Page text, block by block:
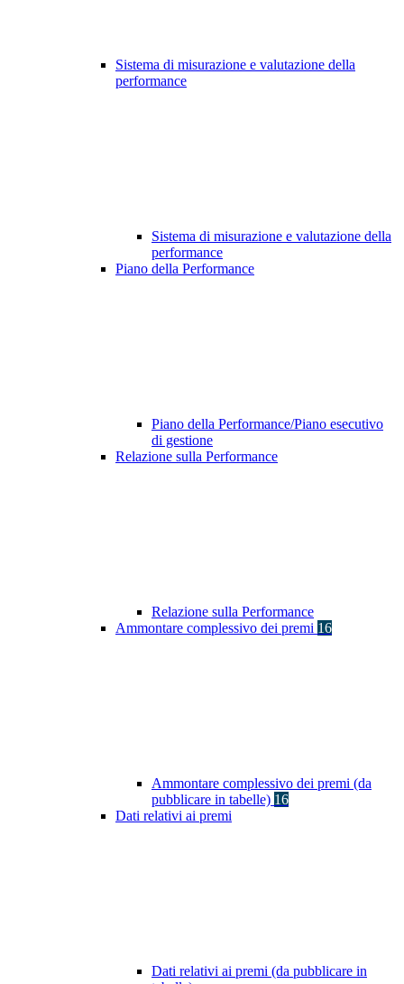
Sistema di misurazione e valutazione della
performance
Sistema di misurazione e valutazione della
performance
Piano della Performance
Piano della Performance/Piano esecutivo
di gestione
Relazione sulla Performance
Relazione sulla Performance
Ammontare complessivo dei premi 16
Ammontare complessivo dei premi (da
pubblicare in tabelle) 16
Dati relativi ai premi
Dati relativi ai premi (da pubblicare in